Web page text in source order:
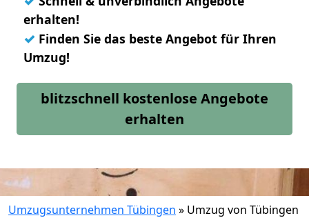
erhalten!
✓ Finden Sie das beste Angebot für Ihren
Umzug!
blitzschnell kostenlose Angebote
erhalten
Umzugsunternehmen Tübingen » Umzug von Tübingen